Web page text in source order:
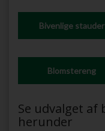
Bivenlige stauder
Blomstereng
Se udvalget af
herunder